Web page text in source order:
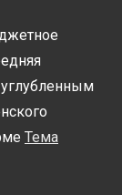
Тема